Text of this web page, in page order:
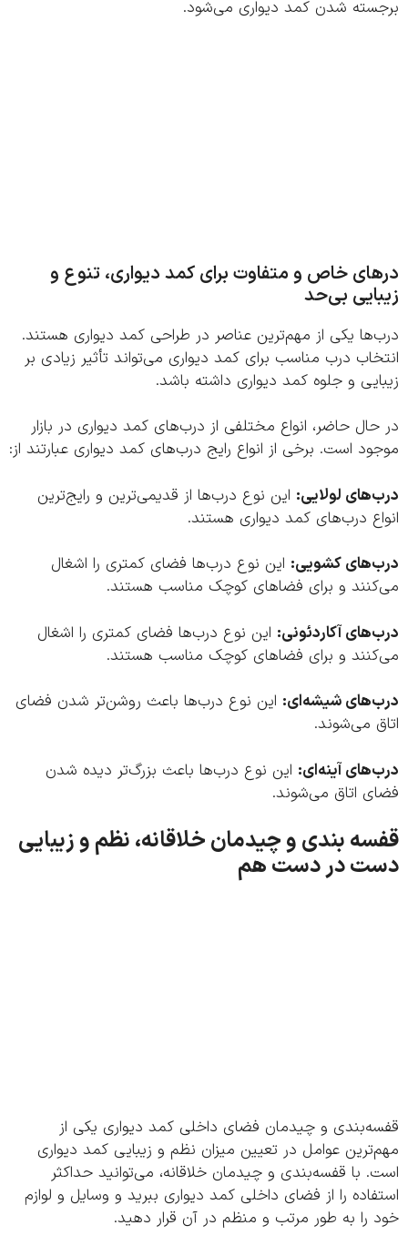
شدن کمد دیواری می‌شود.
خاص و متفاوت برای کمد دیواری، تنوع و
بی‌حد
یکی از مهم‌ترین عناصر در طراحی کمد دیواری هستند.
درب مناسب برای کمد دیواری می‌تواند تأثیر زیادی بر
و جلوه کمد دیواری داشته باشد.
حاضر، انواع مختلفی از درب‌های کمد دیواری در بازار
است. برخی از انواع رایج درب‌های کمد دیواری عبارتند از:
لولایی:این نوع درب‌ها از قدیمی‌ترین و رایج‌ترین
درب‌های کمد دیواری هستند.
کشویی:این نوع درب‌ها فضای کمتری را اشغال
و برای فضاهای کوچک مناسب هستند.
آکاردئونی:این نوع درب‌ها فضای کمتری را اشغال
و برای فضاهای کوچک مناسب هستند.
شیشه‌ای:این نوع درب‌ها باعث روشن‌تر شدن فضای
می‌شوند.
آینه‌ای:این نوع درب‌ها باعث بزرگ‌تر دیده شدن
اتاق می‌شوند.
بندی و چیدمان خلاقانه، نظم و زیبایی
در دست هم
و چیدمان فضای داخلی کمد دیواری یکی از
عوامل در تعیین میزان نظم و زیبایی کمد دیواری
با قفسه‌بندی و چیدمان خلاقانه، می‌توانید حداکثر
را از فضای داخلی کمد دیواری ببرید و وسایل و لوازم
را به طور مرتب و منظم در آن قرار دهید.